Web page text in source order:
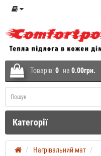
Товарів:0 на 0.00грн.
Категорії
Нагрівальний мат